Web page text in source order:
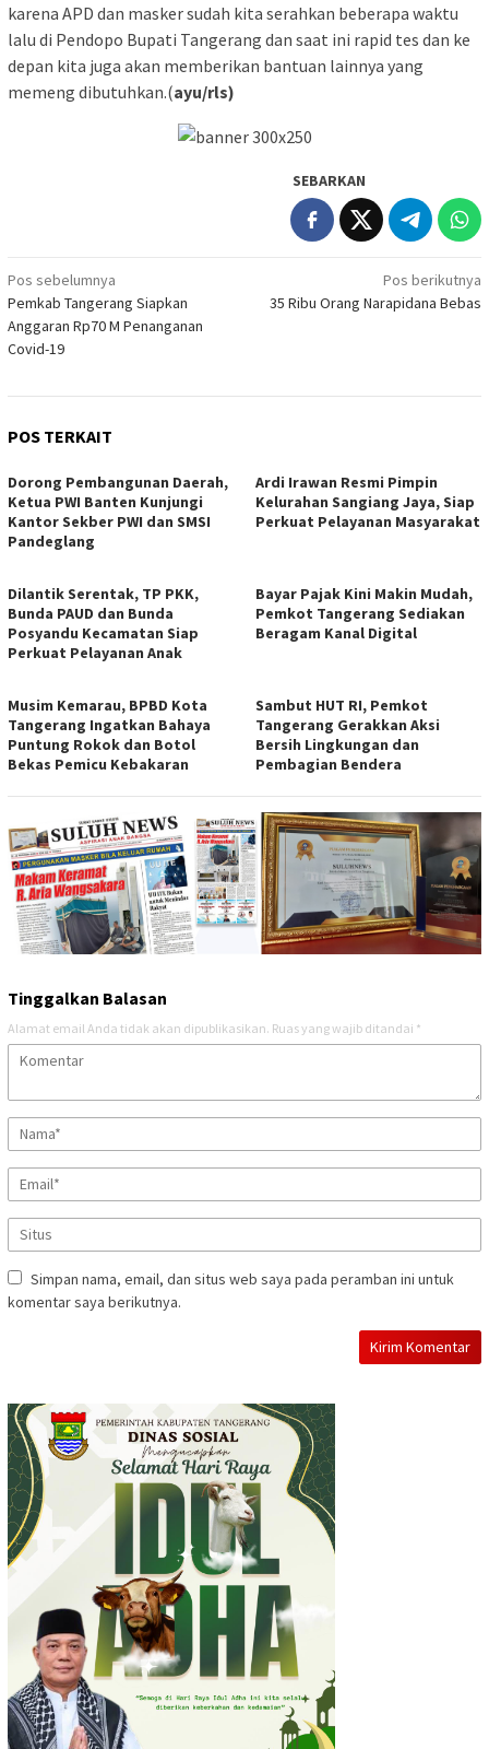
karena APD dan masker sudah kita serahkan beberapa waktu
lalu di Pendopo Bupati Tangerang dan saat ini rapid tes dan ke
depan kita juga akan memberikan bantuan lainnya yang
memeng dibutuhkan.(ayu/rls)
SEBARKAN
Navigasi
pos
Pos sebelumnya
Pemkab Tangerang Siapkan
Anggaran Rp70 M Penanganan
Covid-19
Pos berikutnya
35 Ribu Orang Narapidana Bebas
POS TERKAIT
Dorong Pembangunan Daerah,
Ketua PWI Banten Kunjungi
Kantor Sekber PWI dan SMSI
Pandeglang
Ardi Irawan Resmi Pimpin
Kelurahan Sangiang Jaya, Siap
Perkuat Pelayanan Masyarakat
Dilantik Serentak, TP PKK,
Bunda PAUD dan Bunda
Posyandu Kecamatan Siap
Perkuat Pelayanan Anak
Bayar Pajak Kini Makin Mudah,
Pemkot Tangerang Sediakan
Beragam Kanal Digital
Musim Kemarau, BPBD Kota
Tangerang Ingatkan Bahaya
Puntung Rokok dan Botol
Bekas Pemicu Kebakaran
Sambut HUT RI, Pemkot
Tangerang Gerakkan Aksi
Bersih Lingkungan dan
Pembagian Bendera
Tinggalkan Balasan
Alamat email Anda tidak akan dipublikasikan. Ruas yang wajib ditandai *
Simpan nama, email, dan situs web saya pada peramban ini untuk
komentar saya berikutnya.